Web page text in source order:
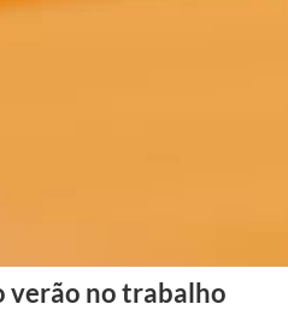
verão no trabalho